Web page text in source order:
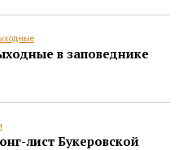
в заповеднике
лист Букеровской